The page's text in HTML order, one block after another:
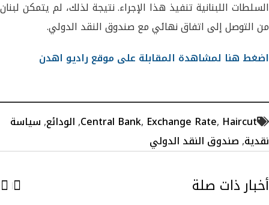
السلطات اللبنانية تنفيذ هذا الإجراء. نتيجة لذلك، لم يتمكن لبنان
من التوصل إلى اتفاق نهائي مع صندوق النقد الدولي.
اضغط هنا لمشاهدة المقابلة على موقع راديو اهدن
Central Bank, Exchange Rate, Haircut
,الودائع,سياسة
نقدية,صندوق النقد الدولي
أخبار ذات صلة